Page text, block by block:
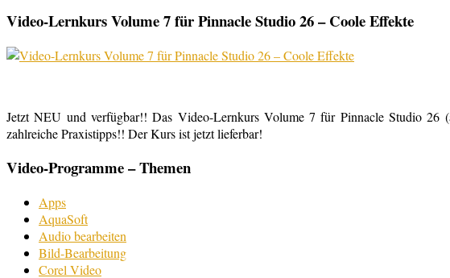
Video-Lernkurs Volume 7 für Pinnacle Studio 26 – Coole Effekte
Jetzt NEU und verfügbar!! Das Video-Lernkurs Volume 7 für Pinnacle Studio
zahlreiche Praxistipps!! Der Kurs ist jetzt lieferbar!
Video-Programme – Themen
Apps
AquaSoft
Audio bearbeiten
Bild-Bearbeitung
Corel Video